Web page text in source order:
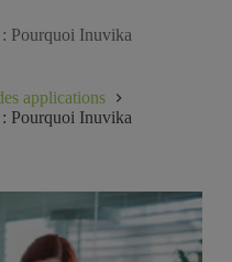
Pourquoi Inuvika
applications
Pourquoi Inuvika